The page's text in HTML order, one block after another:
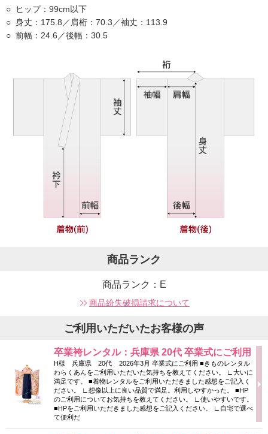
ヒップ：99cm以下
身丈：175.8／肩桁：70.3／袖丈：113.9
前幅：24.6／後幅：30.5
商品ランク
商品ランク：E
商品紛失破損請求について
ご利用いただいたお客様の声
卒業袴レンタル：兵庫県 20代 卒業式にご利用
H様 兵庫県 20代 2026年3月 卒業式にご利用 ■きものレンタル
わらくあんをご利用いただいた気持ちを教えてください。 ∟大いに
満足です。 ■着物レンタルをご利用いただきました感想をご記入く
ださい。 ∟想像以上に良い品質で満足。利用しやすかった。 ■HP
のご利用についてお気持ちを教えてください。 ∟使いやすいです。
■HPをご利用いただきました感想をご記入ください。 ∟自宅で選べ
て便利だ